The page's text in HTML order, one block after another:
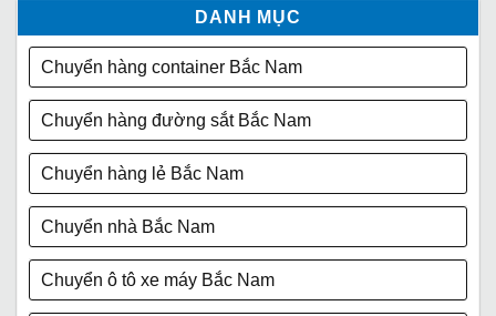
DANH MỤC
Chuyển hàng container Bắc Nam
Chuyển hàng đường sắt Bắc Nam
Chuyển hàng lẻ Bắc Nam
Chuyển nhà Bắc Nam
Chuyển ô tô xe máy Bắc Nam